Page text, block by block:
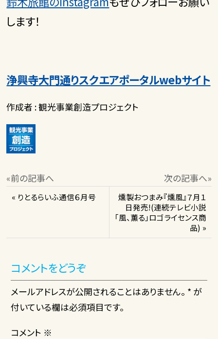
します！
浄興寺大門通りスクエアポータルwebサイト
作成者 : 観光事業創造プロジェクト
«前の記事へ 次の記事へ»
« りとるらいふ通信６月号
燻製おつまみ『燻風』７月１
日発売!(連続テレビ小説
「風、薫る」ロゴライセンス商
品) »
コメントをどうぞ
メールアドレスが公開されることはありません。 * が
付いている欄は必須項目です。
コメント ※